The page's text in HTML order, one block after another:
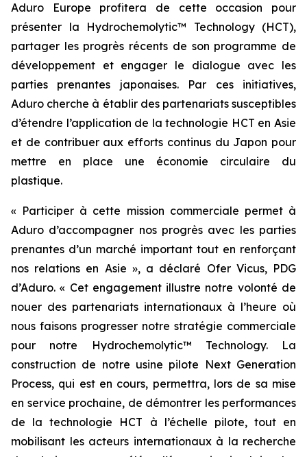
Aduro Europe profitera de cette occasion pour
présenter la Hydrochemolytic™ Technology (HCT),
partager les progrès récents de son programme de
développement et engager le dialogue avec les
parties prenantes japonaises. Par ces initiatives,
Aduro cherche à établir des partenariats susceptibles
d’étendre l’application de la technologie HCT en Asie
et de contribuer aux efforts continus du Japon pour
mettre en place une économie circulaire du
plastique.
« Participer à cette mission commerciale permet à
Aduro d’accompagner nos progrès avec les parties
prenantes d’un marché important tout en renforçant
nos relations en Asie », a déclaré Ofer Vicus, PDG
d’Aduro. « Cet engagement illustre notre volonté de
nouer des partenariats internationaux à l’heure où
nous faisons progresser notre stratégie commerciale
pour notre Hydrochemolytic™ Technology. La
construction de notre usine pilote Next Generation
Process, qui est en cours, permettra, lors de sa mise
en service prochaine, de démontrer les performances
de la technologie HCT à l’échelle pilote, tout en
mobilisant les acteurs internationaux à la recherche